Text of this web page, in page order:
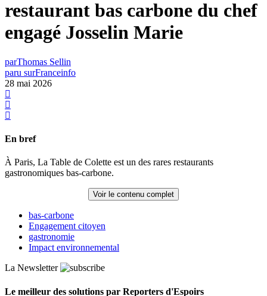
restaurant bas carbone du chef
engagé Josselin Marie
parThomas Sellin
paru surFranceinfo
28 mai 2026
En bref
À Paris, La Table de Colette est un des rares restaurants
gastronomiques bas-carbone.
Voir le contenu complet
bas-carbone
Engagement citoyen
gastronomie
Impact environnemental
La Newsletter
Le meilleur des solutions par Reporters d'Espoirs